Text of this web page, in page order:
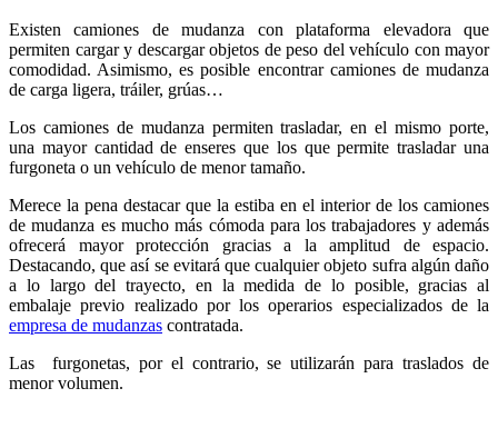
Existen camiones de mudanza con plataforma elevadora que
permiten cargar y descargar objetos de peso del vehículo con mayor
comodidad. Asimismo, es posible encontrar camiones de mudanza
de carga ligera, tráiler, grúas…
Los camiones de mudanza permiten trasladar, en el mismo porte,
una mayor cantidad de enseres que los que permite trasladar una
furgoneta o un vehículo de menor tamaño.
Merece la pena destacar que la estiba en el interior de los camiones
de mudanza es mucho más cómoda para los trabajadores y además
ofrecerá mayor protección gracias a la amplitud de espacio.
Destacando, que así se evitará que cualquier objeto sufra algún daño
a lo largo del trayecto, en la medida de lo posible, gracias al
embalaje previo realizado por los operarios especializados de la
empresa de mudanzas contratada.
Las furgonetas, por el contrario, se utilizarán para traslados de
menor volumen.